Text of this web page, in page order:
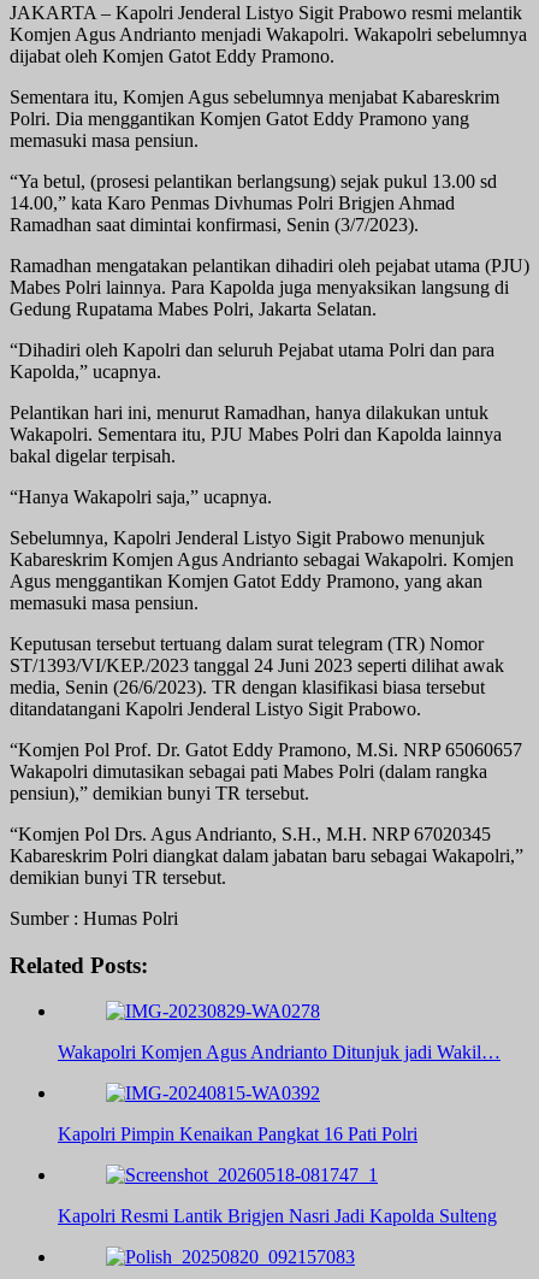
JAKARTA – Kapolri Jenderal Listyo Sigit Prabowo resmi melantik
Komjen Agus Andrianto menjadi Wakapolri. Wakapolri sebelumnya
dijabat oleh Komjen Gatot Eddy Pramono.
Sementara itu, Komjen Agus sebelumnya menjabat Kabareskrim
Polri. Dia menggantikan Komjen Gatot Eddy Pramono yang
memasuki masa pensiun.
“Ya betul, (prosesi pelantikan berlangsung) sejak pukul 13.00 sd
14.00,” kata Karo Penmas Divhumas Polri Brigjen Ahmad
Ramadhan saat dimintai konfirmasi, Senin (3/7/2023).
Ramadhan mengatakan pelantikan dihadiri oleh pejabat utama (PJU)
Mabes Polri lainnya. Para Kapolda juga menyaksikan langsung di
Gedung Rupatama Mabes Polri, Jakarta Selatan.
“Dihadiri oleh Kapolri dan seluruh Pejabat utama Polri dan para
Kapolda,” ucapnya.
Pelantikan hari ini, menurut Ramadhan, hanya dilakukan untuk
Wakapolri. Sementara itu, PJU Mabes Polri dan Kapolda lainnya
bakal digelar terpisah.
“Hanya Wakapolri saja,” ucapnya.
Sebelumnya, Kapolri Jenderal Listyo Sigit Prabowo menunjuk
Kabareskrim Komjen Agus Andrianto sebagai Wakapolri. Komjen
Agus menggantikan Komjen Gatot Eddy Pramono, yang akan
memasuki masa pensiun.
Keputusan tersebut tertuang dalam surat telegram (TR) Nomor
ST/1393/VI/KEP./2023 tanggal 24 Juni 2023 seperti dilihat awak
media, Senin (26/6/2023). TR dengan klasifikasi biasa tersebut
ditandatangani Kapolri Jenderal Listyo Sigit Prabowo.
“Komjen Pol Prof. Dr. Gatot Eddy Pramono, M.Si. NRP 65060657
Wakapolri dimutasikan sebagai pati Mabes Polri (dalam rangka
pensiun),” demikian bunyi TR tersebut.
“Komjen Pol Drs. Agus Andrianto, S.H., M.H. NRP 67020345
Kabareskrim Polri diangkat dalam jabatan baru sebagai Wakapolri,”
demikian bunyi TR tersebut.
Sumber : Humas Polri
Related Posts:
Wakapolri Komjen Agus Andrianto Ditunjuk jadi Wakil…
Kapolri Pimpin Kenaikan Pangkat 16 Pati Polri
Kapolri Resmi Lantik Brigjen Nasri Jadi Kapolda Sulteng